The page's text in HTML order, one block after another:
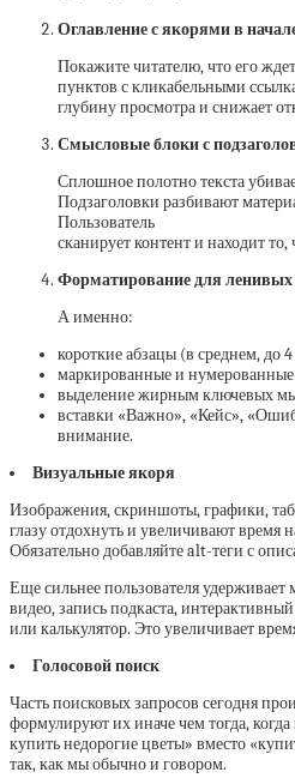
Оглавление с якорями в
Покажите читателю, что его
пунктов с кликабельными
глубину просмотра и снижает
Смысловые блоки с
Сплошное полотно текста
Подзаголовки разбивают
Пользователь
сканирует контент и находит
Форматирование для ленивых
А именно:
короткие абзацы (в среднем, до
маркированные и
выделение жирным ключевых
вставки «Важно», «Кейс»,
внимание.
Визуальные якоря
Изображения, скриншоты, графики,
глазу отдохнуть и увеличивают время
Обязательно добавляйте alt-теги с
Еще сильнее пользователя удерживает
видео, запись подкаста,
или калькулятор. Это увеличивает
Голосовой поиск
Часть поисковых запросов сегодня
формулируют их иначе чем тогда,
купить недорогие цветы» вместо
так, как мы обычно и говором.